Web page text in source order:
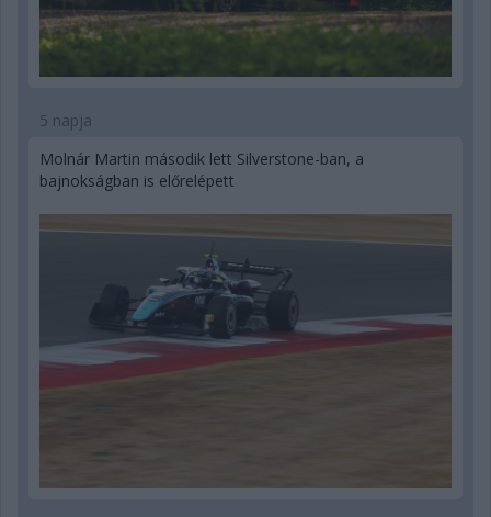
5 napja
Molnár Martin második lett Silverstone-ban, a
bajnokságban is előrelépett